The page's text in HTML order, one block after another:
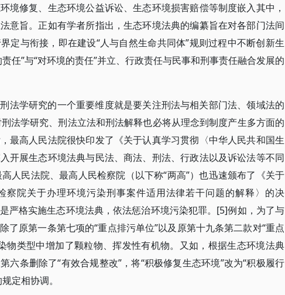
境修复、生态环境公益诉讼、生态环境损害赔偿等制度嵌入其中，
意旨。正如有学者所指出，生态环境法典的编纂旨在对各部门法间
定与衔接，即在建设“人与自然生命共同体”规则过程中不断创新生
任”与“对环境的责任”并立、行政责任与民事和刑事责任融合发展的
法学研究的一个重要维度就是要关注刑法与相关部门法、领域法的
法学研究、刑法立法和刑法解释也必将从理念到制度产生多方面的
最高人民法院很快印发了《关于认真学习贯彻〈中华人民共和国生
开展生态环境法典与民法、商法、刑法、行政法以及诉讼法等不同
人民法院、最高人民检察院（以下称“两高”）也迅速颁布了《关于
察院关于办理环境污染刑事案件适用法律若干问题的解释〉的决
严格实施生态环境法典，依法惩治环境污染犯罪。[5]例如，为了与
了原第一条第七项的“重点排污单位”以及原第十九条第二款对“重点
物类型中增加了颗粒物、挥发性有机物。又如，根据生态环境法典
六条删除了“有效合规整改”，将“积极修复生态环境”改为“积极履行
定相协调。